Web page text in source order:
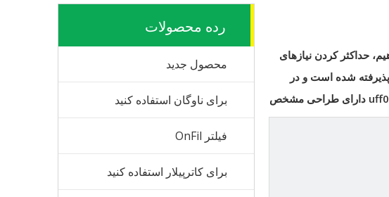
رده محصولات
محصول جدید
برای ناوگان استفاده کنید
فیلتر OnFil
برای کاترپیلار استفاده کنید
حداکثر کردن نیازهای
شده است و در
دارای طراحی مشخص